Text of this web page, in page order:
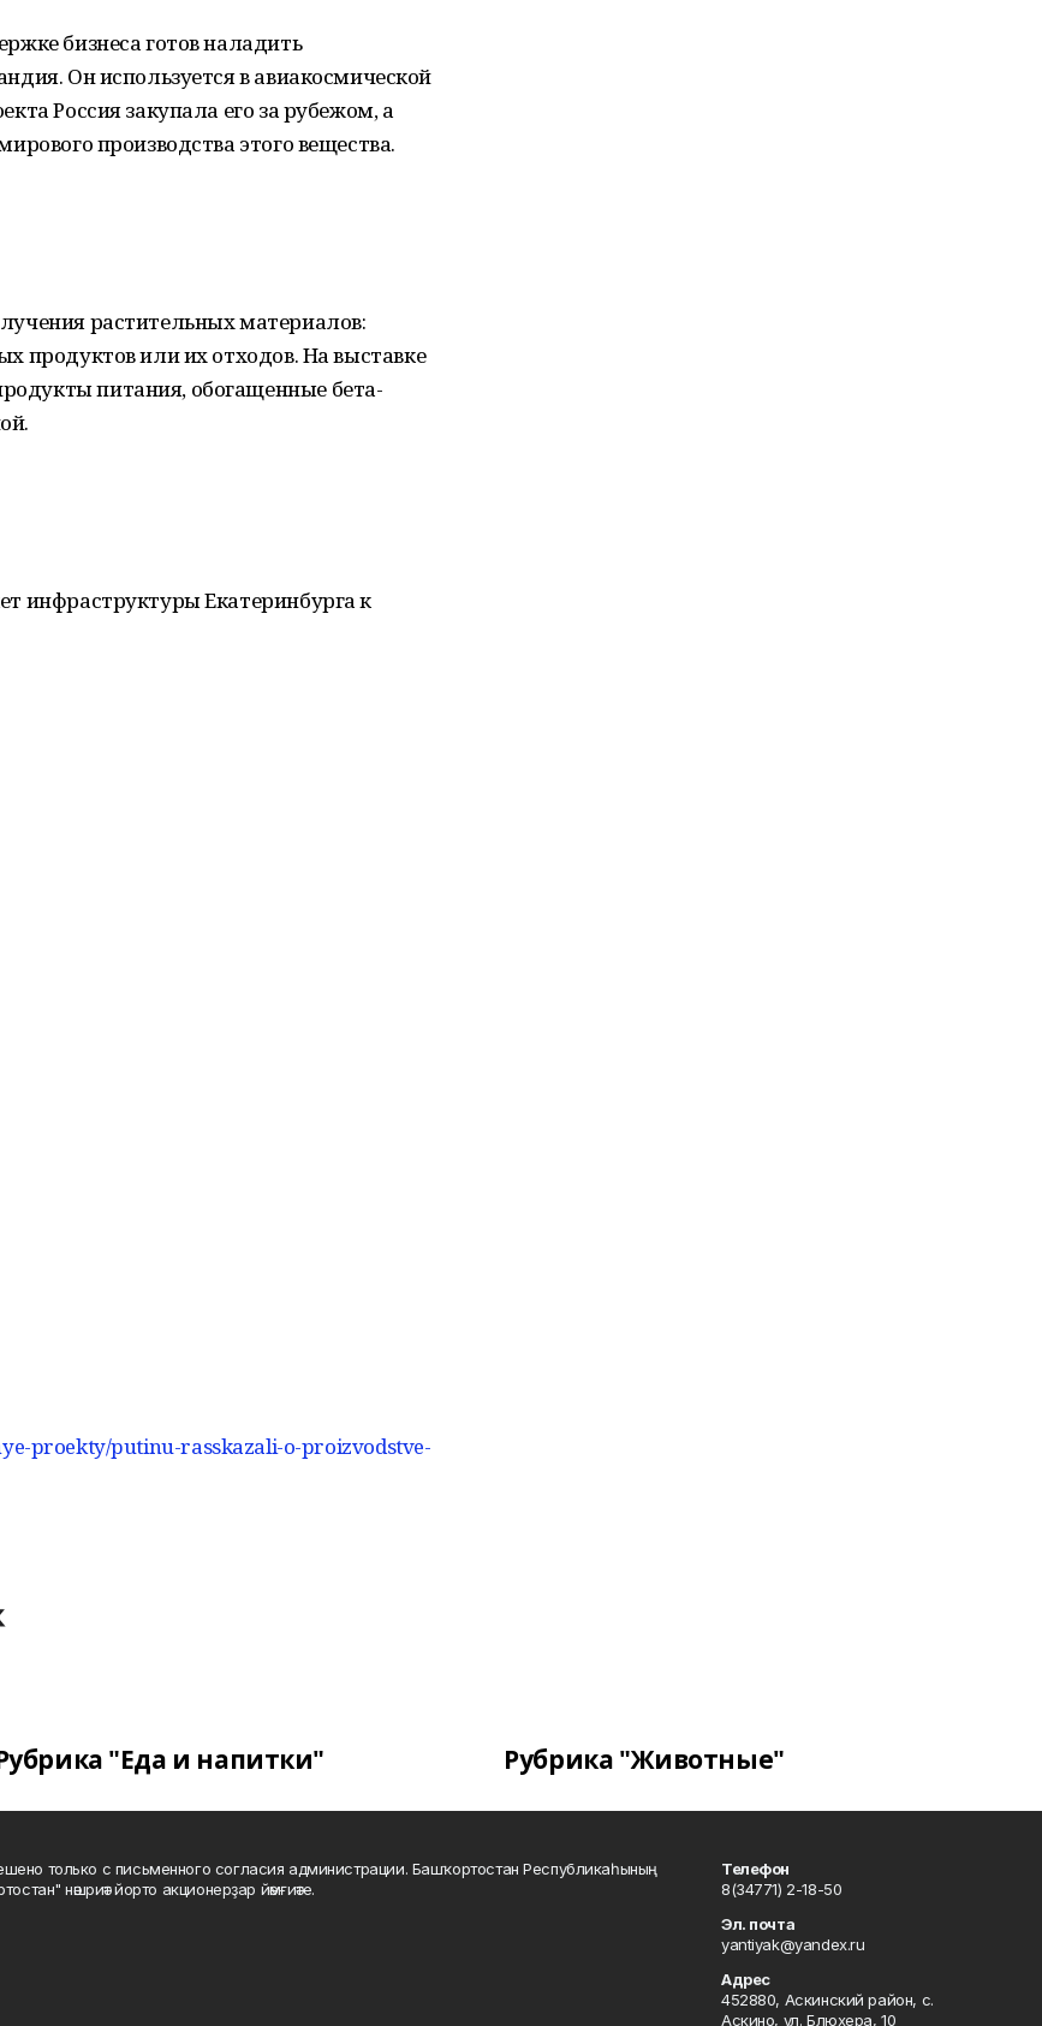
бизнеса готов наладить
Он используется в авиакосмической
Россия закупала его за рубежом, а
производства этого вещества.
растительных материалов:
продуктов или их отходов. На выставке
питания, обогащенные бета-
инфраструктуры Екатеринбурга к
proekty/putinu-rasskazali-o-proizvodstve-
"Еда и напитки" Рубрика "Животные"
только с письменного согласия администрации. Башҡортостан Республикаһының
нәшриәт йорто акционерҙар йәмғиәте.
Телефон
8(34771) 2-18-50
Эл. почта
yantiyak@yandex.ru
Адрес
452880, Аскинский район, с.
Аскино, ул. Блюхера, 10